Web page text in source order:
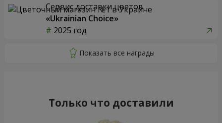
Сервис доставки цветов
«Ukrainian Choice»
2025 год
Только что доставили